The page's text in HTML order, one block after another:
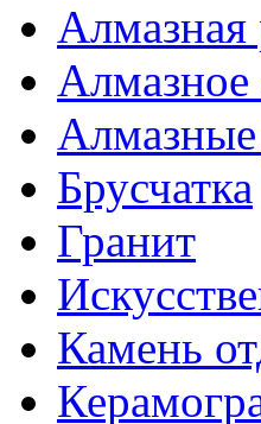
Алмазная
Алмазное
Брусчатка
Гранит
Камень